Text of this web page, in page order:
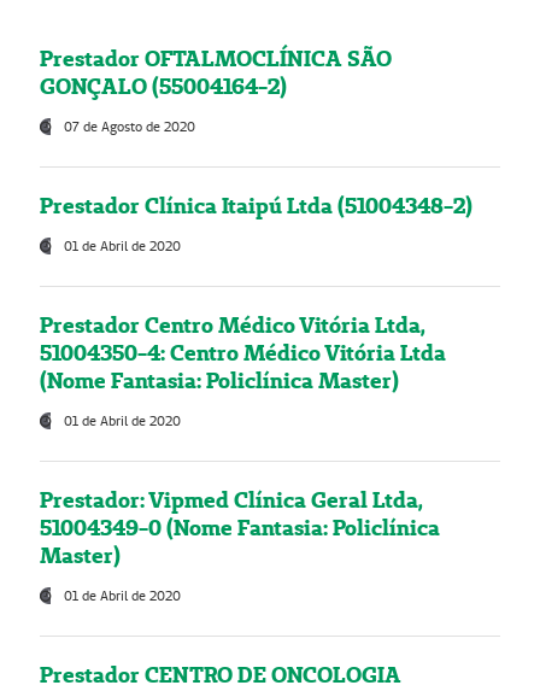
Prestador OFTALMOCLÍNICA SÃO
GONÇALO (55004164-2)
07 de Agosto de 2020
Prestador Clínica Itaipú Ltda (51004348-2)
01 de Abril de 2020
Prestador Centro Médico Vitória Ltda,
51004350-4: Centro Médico Vitória Ltda
(Nome Fantasia: Policlínica Master)
01 de Abril de 2020
Prestador: Vipmed Clínica Geral Ltda,
51004349-0 (Nome Fantasia: Policlínica
Master)
01 de Abril de 2020
Prestador CENTRO DE ONCOLOGIA